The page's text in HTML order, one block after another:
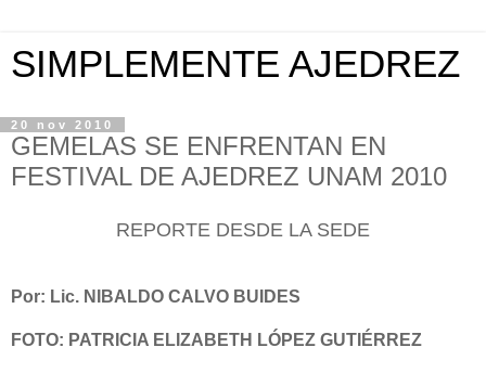
SIMPLEMENTE AJEDREZ
20 nov 2010
GEMELAS SE ENFRENTAN EN
FESTIVAL DE AJEDREZ UNAM 2010
REPORTE DESDE LA SEDE
Por: Lic. NIBALDO CALVO BUIDES
FOTO: PATRICIA ELIZABETH LÓPEZ GUTIÉRREZ